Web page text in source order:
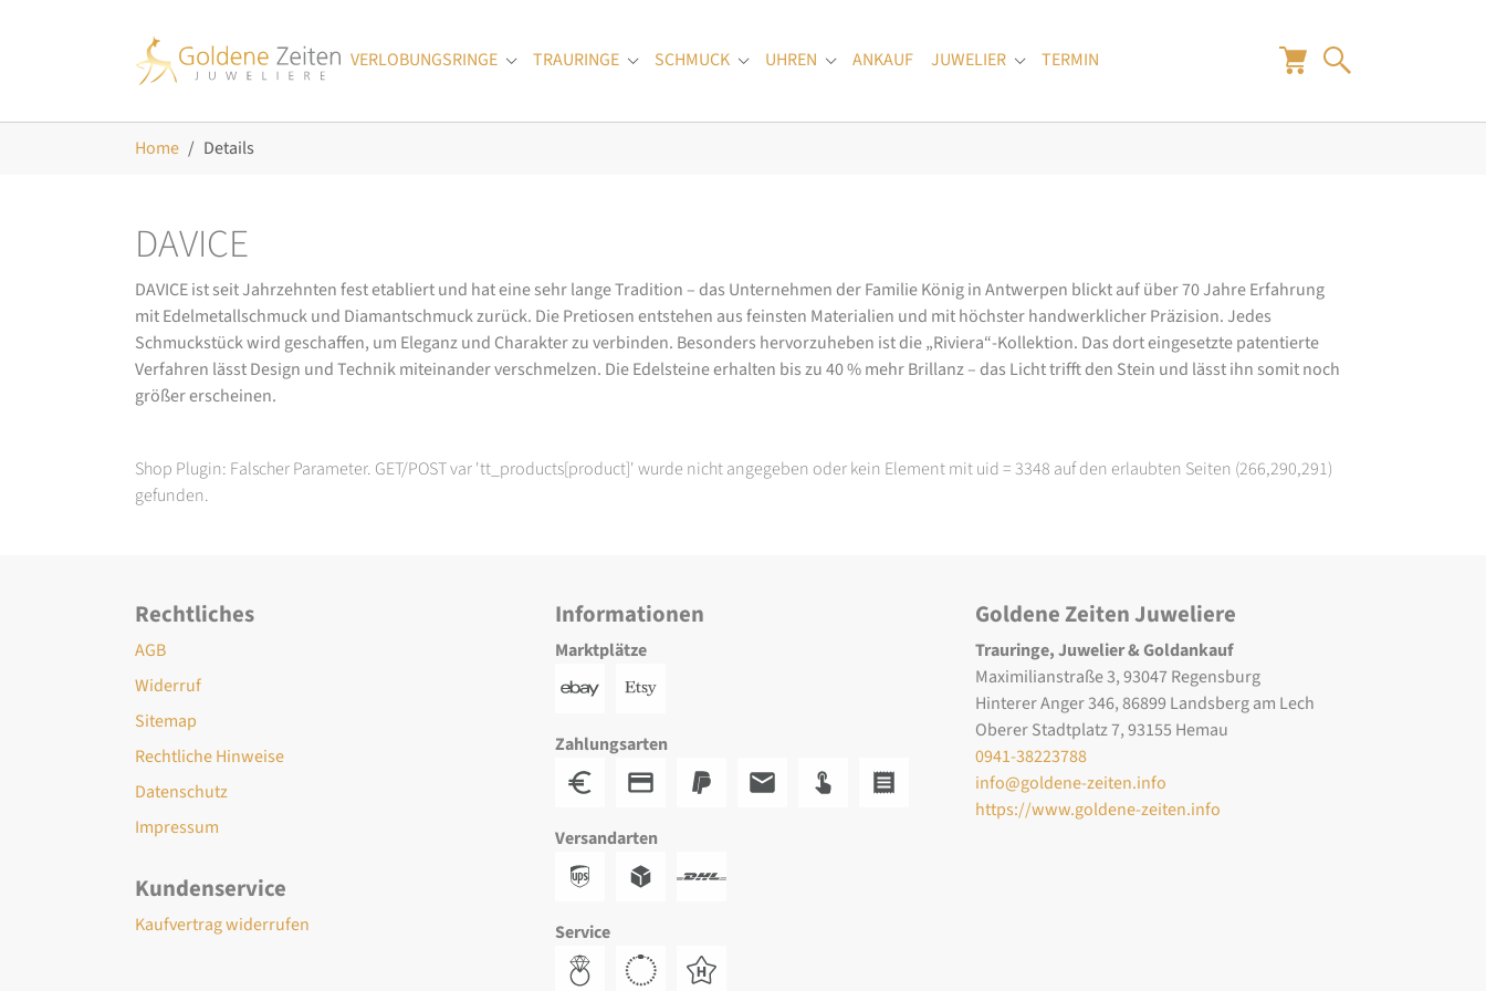
VERLOBUNGSRINGE
Submenu for "Verlobungsringe"
TRAURINGE Submenu for "Trauringe"
SCHMUCK Submenu for "Schmuck"
UHREN Submenu for "Uhren"
ANKAUF JUWELIER Submenu for "Juwelier"
TERMIN
Home Details
DAVICE
DAVICE ist seit Jahrzehnten fest etabliert und hat eine sehr lange Tradition – das Unternehmen der Familie König in Antwerpen blickt auf über 70 Jahre Erfahrung
mit Edelmetallschmuck und Diamantschmuck zurück. Die Pretiosen entstehen aus feinsten Materialien und mit höchster handwerklicher Präzision. Jedes
Schmuckstück wird geschaffen, um Eleganz und Charakter zu verbinden. Besonders hervorzuheben ist die „Riviera“-Kollektion. Das dort eingesetzte patentierte
Verfahren lässt Design und Technik miteinander verschmelzen. Die Edelsteine erhalten bis zu 40 % mehr Brillanz – das Licht trifft den Stein und lässt ihn somit noch
größer erscheinen.
Shop Plugin: Falscher Parameter. GET/POST var 'tt_products[product]' wurde nicht angegeben oder kein Element mit uid = 3348 auf den erlaubten Seiten (266,290,291)
gefunden.
Rechtliches
AGB
Widerruf
Sitemap
Rechtliche Hinweise
Datenschutz
Impressum
Kundenservice
Kaufvertrag widerrufen
Informationen
Marktplätze
Zahlungsarten
Versandarten
Service
Goldene Zeiten Juweliere
Trauringe, Juwelier & Goldankauf
Maximilianstraße 3, 93047 Regensburg
Hinterer Anger 346, 86899 Landsberg am Lech
Oberer Stadtplatz 7, 93155 Hemau
0941-38223788
info@goldene-zeiten.info
https://www.goldene-zeiten.info